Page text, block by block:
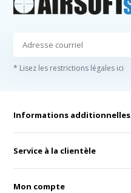
* Lisez les restrictions légales ici
Informations additionnelles
Service à la clientèle
Mon compte